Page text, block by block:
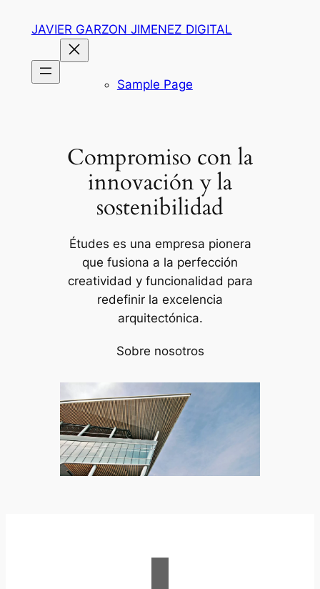
JAVIER GARZON JIMENEZ DIGITAL
Sample Page
Compromiso con la
innovación y la
sostenibilidad
Études es una empresa pionera
que fusiona a la perfección
creatividad y funcionalidad para
redefinir la excelencia
arquitectónica.
Sobre nosotros